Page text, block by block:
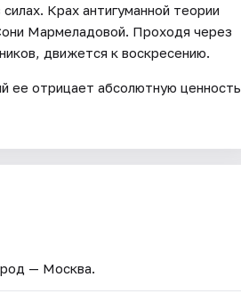
Крах антигуманной теории
Мармеладовой. Проходя через
движется к воскресению.
ее отрицает абсолютную ценность
— Москва.